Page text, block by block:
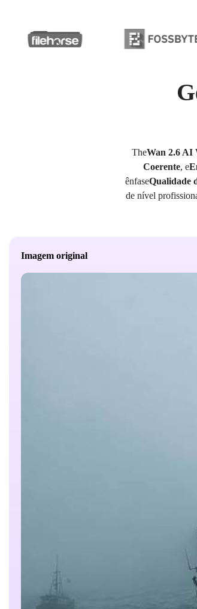
TheWan 2.6 AI
Coerente, e
ênfaseQualidade
de nível
Imagem original